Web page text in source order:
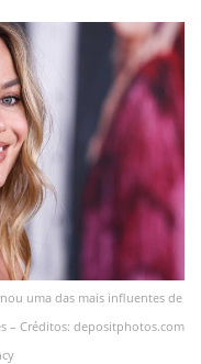
uma das mais influentes de
– Créditos: depositphotos.com